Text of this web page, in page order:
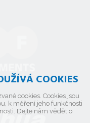
COOKIES
cookies. Cookies jsou
k měření jeho funkčnosti
Dejte nám vědět o